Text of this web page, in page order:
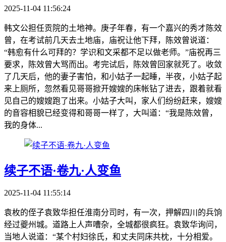
2025-11-04 11:56:24
韩文公担任贡院的土地神。庚子年春，有一个嘉兴的秀才陈效
曾，在考试前几天去土地庙，庙祝让他下拜，陈效曾说道：
“韩愈有什么可拜的？学识和文采都不足以做老师。”庙祝再三
要求，陈效曾大骂而出。考完试后，陈效曾回家就死了。收敛
了几天后，他的妻子害怕，和小姑子一起睡，半夜，小姑子起
来上厕所，忽然看见哥哥掀开嫂嫂的床帐钻了进去，跟着就看
见自己的嫂嫂跑了出来。小姑子大叫，家人们纷纷赶来，嫂嫂
的音容相貌已经变得和哥哥一样了，大叫道：“我是陈效曾，
我的身体...
续子不语·卷九·人变鱼
2025-11-04 11:55:14
袁枚的侄子袁致华担任淮南分司时，有一次，押解四川的兵饷
经过夔州城。道路上人声嘈杂，全城都很疯狂。袁致华询问，
当地人说道：“某个村妇徐氏，和丈夫同床共枕，十分相爱。